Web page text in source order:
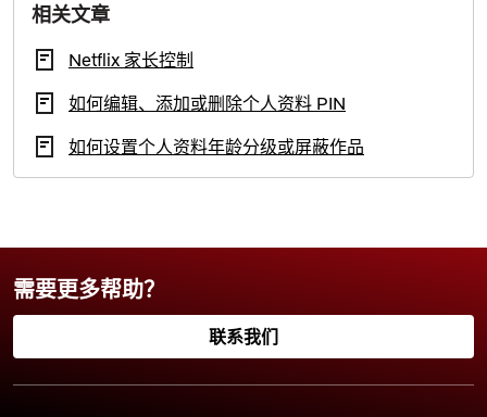
相关文章
Netflix 家长控制
如何编辑、添加或删除个人资料 PIN
如何设置个人资料年龄分级或屏蔽作品
需要更多帮助？
联系我们